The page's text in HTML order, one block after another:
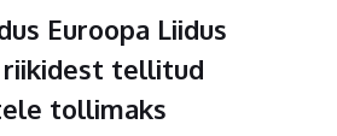
Euroopa Liidus
tellitud
tollimaks